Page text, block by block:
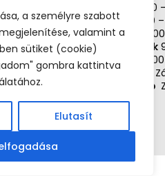
a személyre szabott
valamint a
sütiket (cookie)
gombra kattintva
Elutasít
9.00
Kedd
9.00
Szerda
Csütörtök
Péntek
Szombat
Vasárnap